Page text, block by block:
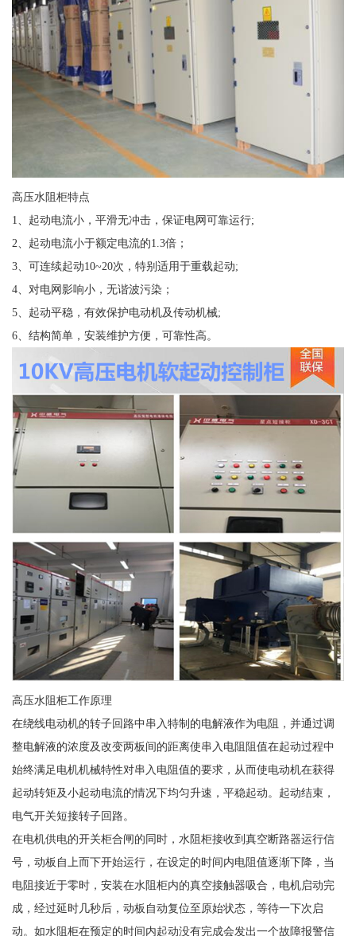
高压水阻柜特点
1、起动电流小，平滑无冲击，保证电网可靠运行;
2、起动电流小于额定电流的1.3倍；
3、可连续起动10~20次，特别适用于重载起动;
4、对电网影响小，无谐波污染；
5、起动平稳，有效保护电动机及传动机械;
6、结构简单，安装维护方便，可靠性高。
高压水阻柜工作原理
在绕线电动机的转子回路中串入特制的电解液作为电阻，并通过调
整电解液的浓度及改变两板间的距离使串入电阻阻值在起动过程中
始终满足电机机械特性对串入电阻值的要求，从而使电动机在获得
起动转矩及小起动电流的情况下均匀升速，平稳起动。起动结束，
电气开关短接转子回路。
在电机供电的开关柜合闸的同时，水阻柜接收到真空断路器运行信
号，动板自上而下开始运行，在设定的时间内电阻值逐渐下降，当
电阻接近于零时，安装在水阻柜内的真空接触器吸合，电机启动完
成，经过延时几秒后，动板自动复位至原始状态，等待一下次启
动。如水阻柜在预定的时间内起动没有完成会发出一个故障报警信